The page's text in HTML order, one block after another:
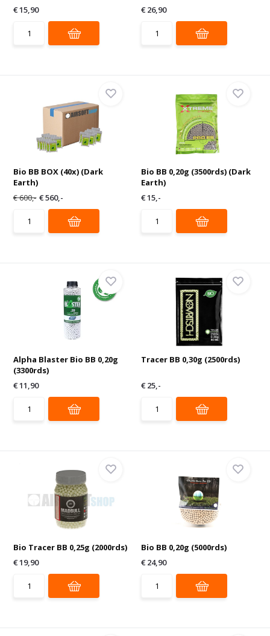
€ 15,90
€ 26,90
Bio BB BOX (40x) (Dark
Earth)
€ 600,- € 560,-
Bio BB 0,20g (3500rds) (Dark
Earth)
€ 15,-
Alpha Blaster Bio BB 0,20g
(3300rds)
€ 11,90
Tracer BB 0,30g (2500rds)
€ 25,-
Bio Tracer BB 0,25g (2000rds)
€ 19,90
Bio BB 0,20g (5000rds)
€ 24,90